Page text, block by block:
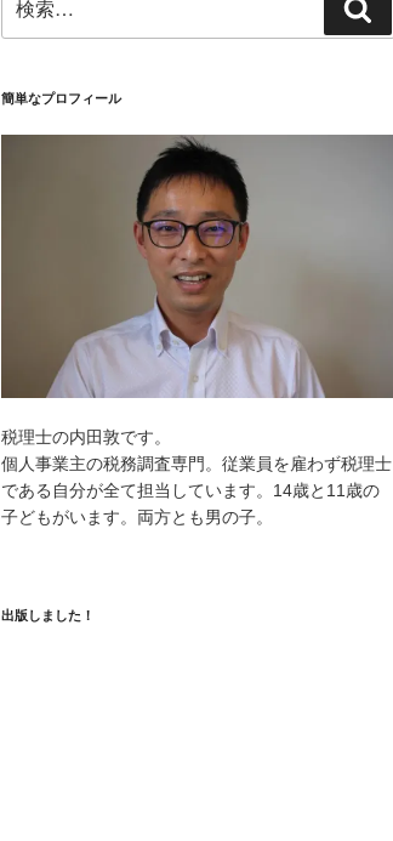
索:
索
簡単なプロフィール
税理士の内田敦です。
個人事業主の税務調査専門。従業員を雇わず税理士
である自分が全て担当しています。14歳と11歳の
子どもがいます。両方とも男の子。
出版しました！